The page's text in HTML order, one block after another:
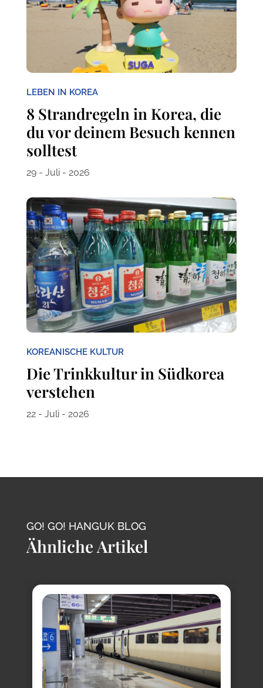
LEBEN IN KOREA
8 Strandregeln in Korea, die
du vor deinem Besuch kennen
solltest
29 - Juli - 2026
KOREANISCHE KULTUR
Die Trinkkultur in Südkorea
verstehen
22 - Juli - 2026
GO! GO! HANGUK BLOG
Ähnliche Artikel